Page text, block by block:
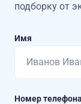
подборку от
Имя
Номер телефона